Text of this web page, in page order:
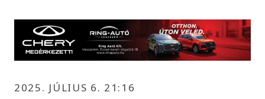
2025. JÚLIUS 6. 21:16